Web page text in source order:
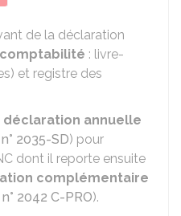
de la déclaration
: livre-
et registre des
déclaration annuelle
2035-SD) pour
dont il reporte ensuite
complémentaire
2042 C-PRO).